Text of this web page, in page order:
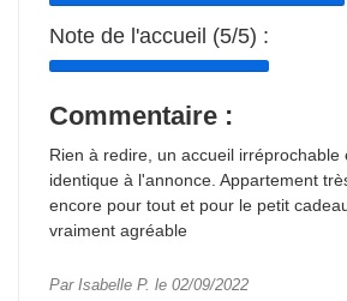
Note de l'accueil (5/5) :
Commentaire :
Rien à redire, un accueil
identique à l'annonce. Appartement
encore pour tout et pour le petit
vraiment agréable
Par Isabelle P. le 02/09/2022